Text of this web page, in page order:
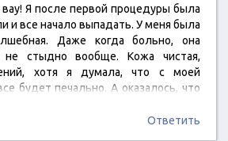
вау! Я после первой процедуры была
и все начало выпадать. У меня была
Даже когда больно, она
стыдно вообще. Кожа чистая,
хотя я думала, что с моей
будет печально. А оказалось, что
Ответить